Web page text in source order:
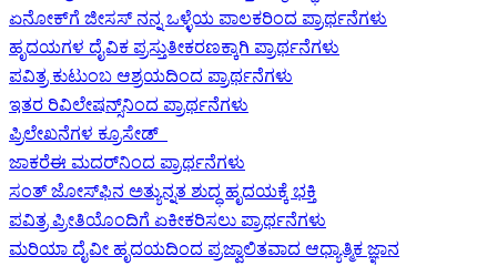
ಏನೋಕ್‍ಗೆ ಜೀಸಸ್ ನನ್ನ ಒಳ್ಳೆಯ ಪಾಲಕರಿಂದ ಪ್ರಾರ್ಥನೆಗಳು
ಹೃದಯಗಳ ದೈವಿಕ ಪ್ರಸ್ತುತೀಕರಣಕ್ಕಾಗಿ ಪ್ರಾರ್ಥನೆಗಳು
ಪವಿತ್ರ ಕುಟುಂಬ ಆಶ್ರಯದಿಂದ ಪ್ರಾರ್ಥನೆಗಳು
ಇತರ ರಿವಿಲೇಷನ್ಸ್‌ನಿಂದ ಪ್ರಾರ್ಥನೆಗಳು
ಪ್ರಿಲೇಖನೆಗಳ ಕ್ರೂಸೇಡ್
ಜಾಕರೆಈ ಮದರ್‌ನಿಂದ ಪ್ರಾರ್ಥನೆಗಳು
ಸಂತ್ ಜೋಸ್‌ಫಿನ ಅತ್ಯುನ್ನತ ಶುದ್ಧ ಹೃದಯಕ್ಕೆ ಭಕ್ತಿ
ಪವಿತ್ರ ಪ್ರೀತಿಯೊಂದಿಗೆ ಏಕೀಕರಿಸಲು ಪ್ರಾರ್ಥನೆಗಳು
ಮರಿಯಾ ದೈವೀ ಹೃದಯದಿಂದ ಪ್ರಜ್ವಾಲಿತವಾದ ಆಧ್ಯಾತ್ಮಿಕ ಜ್ಞಾನ